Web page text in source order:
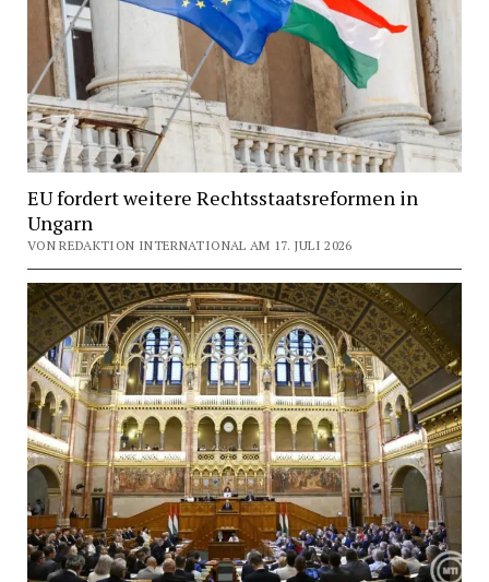
EU fordert weitere Rechtsstaatsreformen in
Ungarn
VON REDAKTION INTERNATIONAL AM 17. JULI 2026